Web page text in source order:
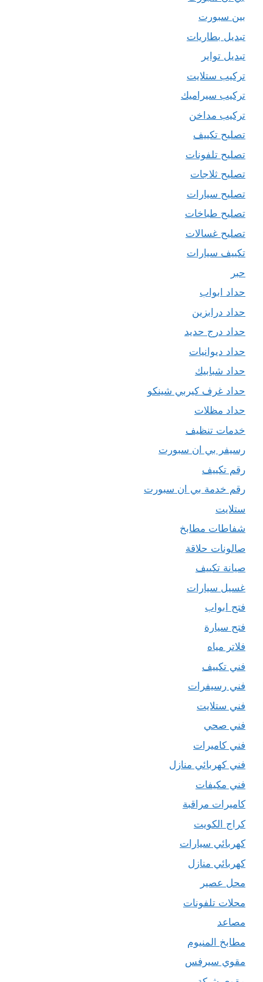
بين سبورت
تبديل بطاريات
تبديل تواير
تركيب ستلايت
تركيب سيراميك
تركيب مداخن
تصليح تكييف
تصليح تلفونات
تصليح ثلاجات
تصليح سيارات
تصليح طباخات
تصليح غسالات
تكييف سيارات
حبر
حداد ابواب
حداد درابزين
حداد درج حديد
حداد ديوانيات
حداد شبابيك
حداد غرف كيربي شينكو
حداد مظلات
خدمات تنظيف
رسيفر بي ان سبورت
رقم تكييف
رقم خدمة بي ان سبورت
ستلايت
شفاطات مطابخ
صالونات حلاقة
صيانة تكييف
غسيل سيارات
فتح ابواب
فتح سيارة
فلاتر مياه
فني تكييف
فني رسيفرات
فني ستلايت
فني صحي
فني كاميرات
فني كهربائي منازل
فني مكيفات
كاميرات مراقبة
كراج الكويت
كهربائي سيارات
كهربائي منازل
محل عصير
محلات تلفونات
مصاعد
مطابخ المنيوم
مقوي سيرفس